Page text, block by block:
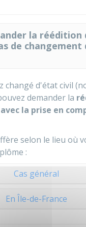
la réédition
de
changé d'état civil
demander la
la prise en
selon le lieu où
:
Cas général
En Île-de-France